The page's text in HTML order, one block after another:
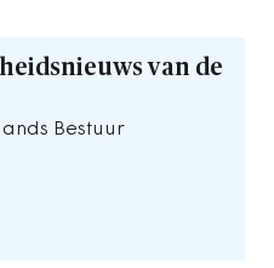
van de
Bestuur